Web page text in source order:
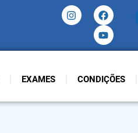
EXAMES CONDIÇÕES